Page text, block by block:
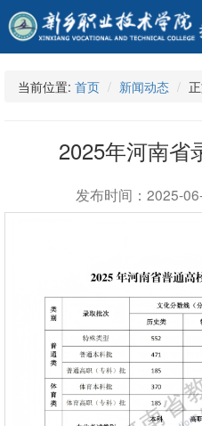
当前位置: 首页 新闻动态
2025年河南省
发布时间：2025-